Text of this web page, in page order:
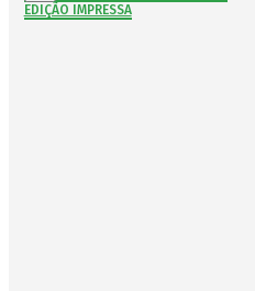
EDIÇÃO IMPRESSA